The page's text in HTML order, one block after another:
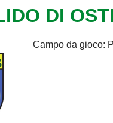
DI
Campo da gioco: